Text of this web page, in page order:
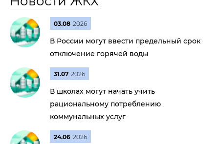
03.08 2026
В России могут ввести предельный срок
отключение горячей воды
31.07 2026
В школах могут начать учить
рациональному потреблению
коммунальных услуг
24.06 2026